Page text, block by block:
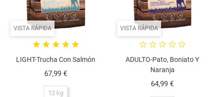
VISTA RÁPIDA
LIGHT-Trucha Con Salmón
67,99 €Precio
12 kg
VISTA RÁPIDA
ADULTO-Pato, Boniato Y
Naranja
64,99 €Precio